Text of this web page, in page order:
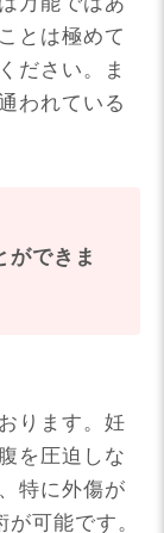
とは極めて
ださい。ま
われている
できま
ります。妊
を圧迫しな
特に外傷が
可能です。